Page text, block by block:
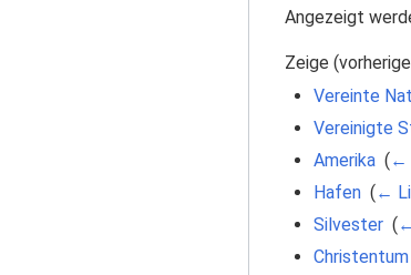
Angezeigt
Zeige (
Vereinte
Vereinigte
Amerika‎ (←
Hafen‎ (←
Silvester‎ (
Christentum‎